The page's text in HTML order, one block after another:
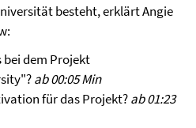
besteht, erklärt Angie
bei dem Projekt
ab 00:05 Min
für das Projekt?ab 01:23